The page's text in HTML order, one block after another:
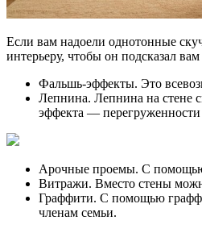
Если вам надоели однотонные
интерьеру, чтобы он подсказал
Фальшь-эффекты. Это
Лепнина. Лепнина на стене
эффекта — перегруженности
Арочные проемы. С помощью
Витражи. Вместо стены
Граффити. С помощью
членам семьи.